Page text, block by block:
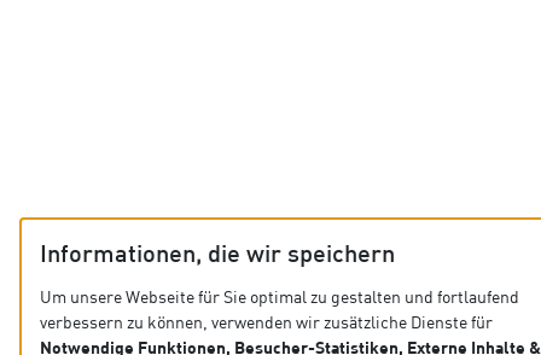
Informationen, die wir speichern
Um unsere Webseite für Sie optimal zu gestalten und fortlaufend
verbessern zu können, verwenden wir zusätzliche Dienste für
Notwendige Funktionen, Besucher-Statistiken, Externe Inhalte &